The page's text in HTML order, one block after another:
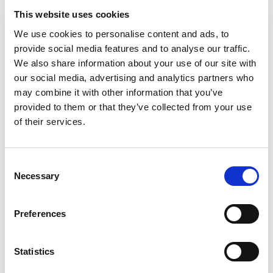
This website uses cookies
We use cookies to personalise content and ads, to
provide social media features and to analyse our traffic.
We also share information about your use of our site with
our social media, advertising and analytics partners who
may combine it with other information that you’ve
provided to them or that they’ve collected from your use
of their services.
Selection
Necessary
Preferences
Statistics
OPLOSSINGEN
binnen organisaties? (Volledig model inclusief
formule)
Een praktische gids voor bedrijven. Een verloren sleutel
kan het werk snel stilleggen in een groot kantoor. Een
ruimte blijft op slot, een kast blijft dicht en mensen
wachten terwijl teams uitzoeken wat ze moeten doen.
24 Apr 2026